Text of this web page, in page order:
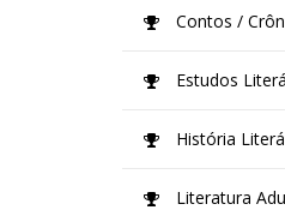
Contos /
Estudos
História
Literatura